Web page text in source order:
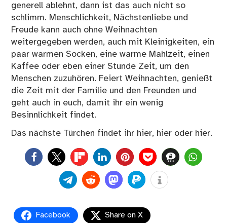
generell ablehnt, dann ist das auch nicht so
schlimm. Menschlichkeit, Nächstenliebe und
Freude kann auch ohne Weihnachten
weitergegeben werden, auch mit Kleinigkeiten, ein
paar warmen Socken, eine warme Mahlzeit, einen
Kaffee oder eben einer Stunde Zeit, um den
Menschen zuzuhören. Feiert Weihnachten, genießt
die Zeit mit der Familie und den Freunden und
geht auch in euch, damit ihr ein wenig
Besinnlichkeit findet.
Das nächste Türchen findet ihr hier, hier oder hier.
0
Facebook Share on X